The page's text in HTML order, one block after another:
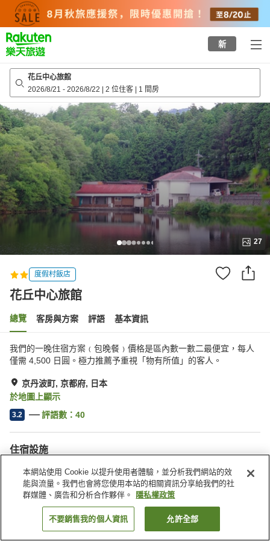
top
page
新
花丘中心旅館
2026/8/21 - 2026/8/22 | 2 位住客 | 1 間房
27
度假村飯店
花丘中心旅館
總覽 客房與方案 評語 基本資訊
我們的一晚住宿方案﹙包晚餐﹚價格是區內數一數二最便宜，每人
僅需 4,500 日圓。極力推薦予重視「物有所值」的客人。
京丹波町, 京都府, 日本
於地圖上顯示
3.2 評語數： 40
住宿設施
停車場
自動販賣機
宴會廳
公共澡堂
找客房
本網站使用 Cookie 以提升使用者體驗，並分析我們網站的效
能與流量。我們也會將您使用本站的相關資訊分享給我們的社
群媒體、廣告和分析合作夥伴。
隱私權政策
不要銷售我的個人資訊 允許全部